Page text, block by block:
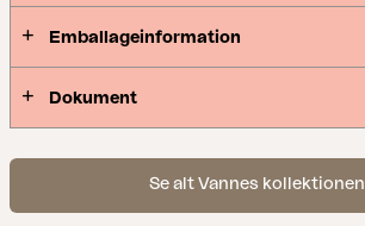
Emballageinformation
Dokument
Se alt Vannes kollektionen